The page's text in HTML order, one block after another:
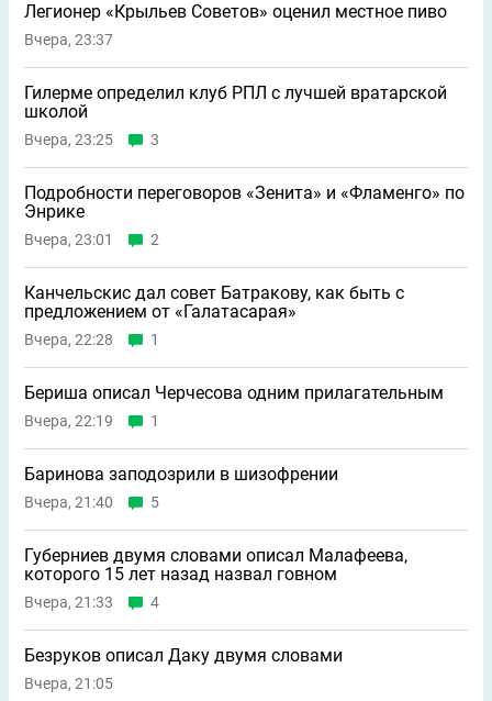
Легионер «Крыльев Советов» оценил местное пиво
Вчера, 23:37
Гилерме определил клуб РПЛ с лучшей вратарской
школой
Вчера, 23:25 3
Подробности переговоров «Зенита» и «Фламенго» по
Энрике
Вчера, 23:01 2
Канчельскис дал совет Батракову, как быть с
предложением от «Галатасарая»
Вчера, 22:28 1
Бериша описал Черчесова одним прилагательным
Вчера, 22:19 1
Баринова заподозрили в шизофрении
Вчера, 21:40 5
Губерниев двумя словами описал Малафеева,
которого 15 лет назад назвал говном
Вчера, 21:33 4
Безруков описал Даку двумя словами
Вчера, 21:05